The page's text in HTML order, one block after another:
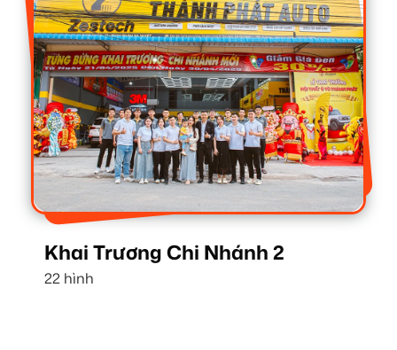
Khai Trương Chi Nhánh 2
22 hình